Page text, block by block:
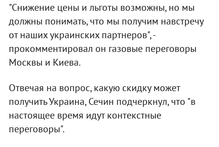
"Снижение цены и льготы возможны, но мы
должны понимать, что мы получим навстречу
от наших украинских партнеров", -
прокомментировал он газовые переговоры
Москвы и Киева.
Отвечая на вопрос, какую скидку может
получить Украина, Сечин подчеркнул, что "в
настоящее время идут контекстные
переговоры".